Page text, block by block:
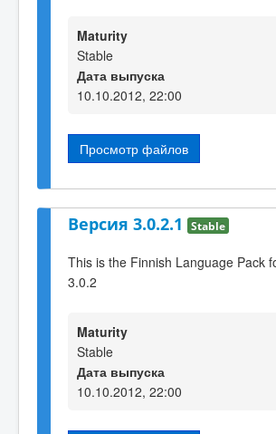
Maturity
Stable
Дата выпуска
10.10.2012, 22:00
Просмотр файлов
Версия 3.0.2.1 Stable
This is the Finnish Language Pack
3.0.2
Maturity
Stable
Дата выпуска
10.10.2012, 22:00